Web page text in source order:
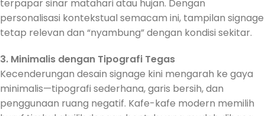
terpapar sinar matahari atau hujan. Dengan
personalisasi kontekstual semacam ini, tampilan signage
tetap relevan dan “nyambung” dengan kondisi sekitar.
3. Minimalis dengan Tipografi Tegas
Kecenderungan desain signage kini mengarah ke gaya
minimalis—tipografi sederhana, garis bersih, dan
penggunaan ruang negatif. Kafe-kafe modern memilih